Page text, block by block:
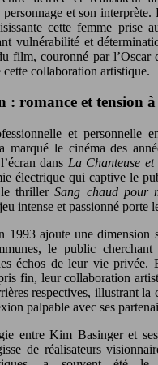
et son interprète.
cette femme prise
vulnérabilité et
film, couronné par l’Oscar
cette collaboration artistique.
: romance et tension à
et personnelle
marqué le cinéma des
dans La Chanteuse
électrique qui captive le
le thrillerSang chaud pour
intense et passionné porte
1993 ajoute une dimension
le public
échos de leur vie privée.
fin, leur collaboration
respectives, illustrant la
palpable avec ses
entre Kim Basinger et
de réalisateurs